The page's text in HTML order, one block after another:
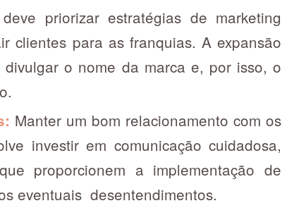
priorizar estratégias de marketing
clientes para as franquias. A expansão
o nome da marca e, por isso, o
Manter um bom relacionamento com os
investir em comunicação cuidadosa,
proporcionem a implementação de
eventuais desentendimentos.